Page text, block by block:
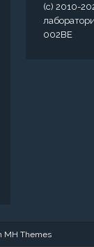
(c) 2010-
002BE
MH Themes